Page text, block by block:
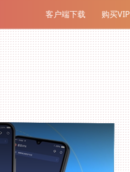
客户端下载 购买VIP